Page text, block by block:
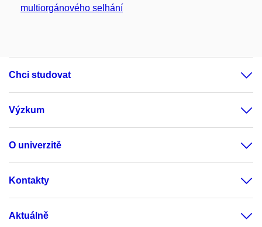
multiorgánového selhání
Chci studovat
Výzkum
O univerzitě
Kontakty
Aktuálně